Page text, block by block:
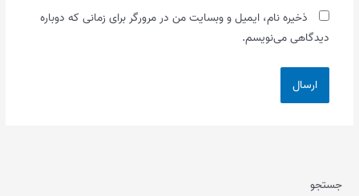
ذخیره نام، ایمیل و وبسایت من در مرورگر برای زمانی که دوباره
دیدگاهی می‌نویسم.
جستجو